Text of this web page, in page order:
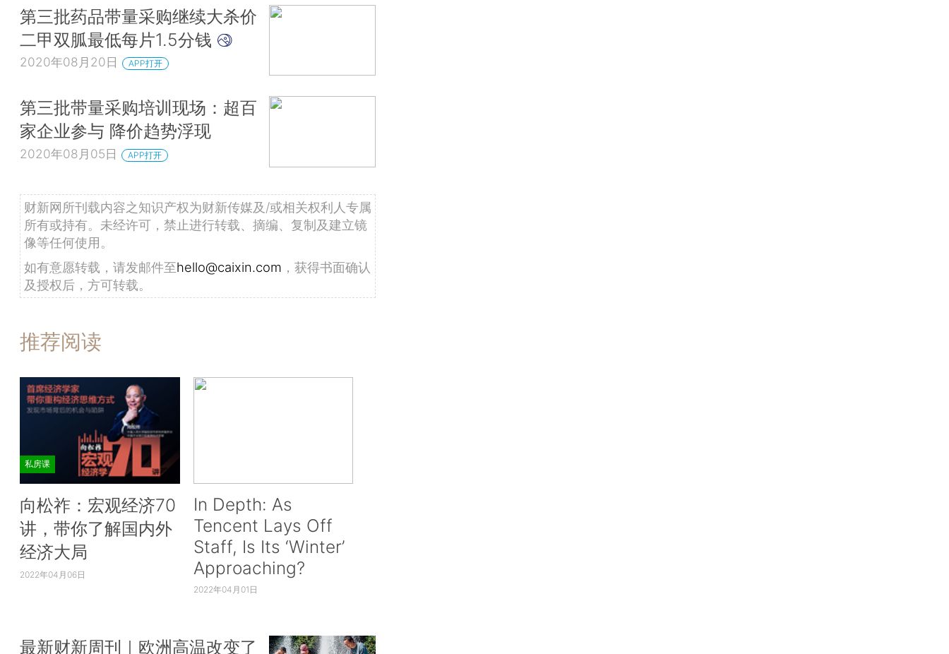
第三批药品带量采购继续大杀价
二甲双胍最低每片1.5分钱
2020年08月20日 APP打开
第三批带量采购培训现场：超百
家企业参与 降价趋势浮现
2020年08月05日 APP打开
财新网所刊载内容之知识产权为财新传媒及/或相关权利人专属
所有或持有。未经许可，禁止进行转载、摘编、复制及建立镜
像等任何使用。
如有意愿转载，请发邮件至hello@caixin.com ，获得书面确认
及授权后，方可转载。
推荐阅读
私房课
向松祚：宏观经济70
讲，带你了解国内外
经济大局
2022年04月06日
In Depth: As
Tencent Lays Off
Staff, Is Its ‘Winter’
Approaching?
2022年04月01日
最新财新周刊｜欧洲高温改变了